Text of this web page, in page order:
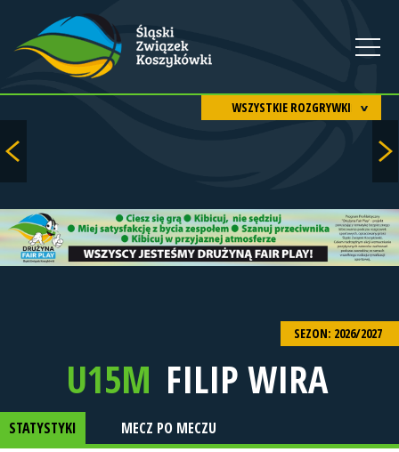
WSZYSTKIE ROZGRYWKI
SEZON: 2026/2027
U15M FILIP WIRA
STATYSTYKI MECZ PO MECZU